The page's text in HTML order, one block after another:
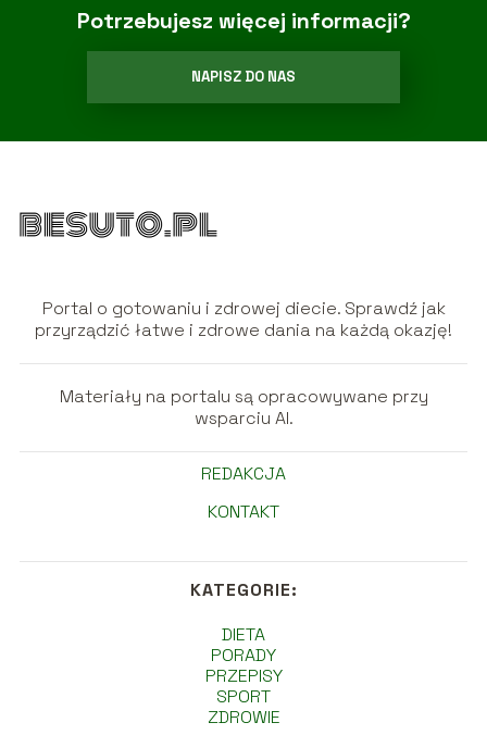
Potrzebujesz więcej informacji?
NAPISZ DO NAS
Portal o gotowaniu i zdrowej diecie. Sprawdź jak
przyrządzić łatwe i zdrowe dania na każdą okazję!
Materiały na portalu są opracowywane przy
wsparciu AI.
REDAKCJA
KONTAKT
KATEGORIE:
DIETA
PORADY
PRZEPISY
SPORT
ZDROWIE